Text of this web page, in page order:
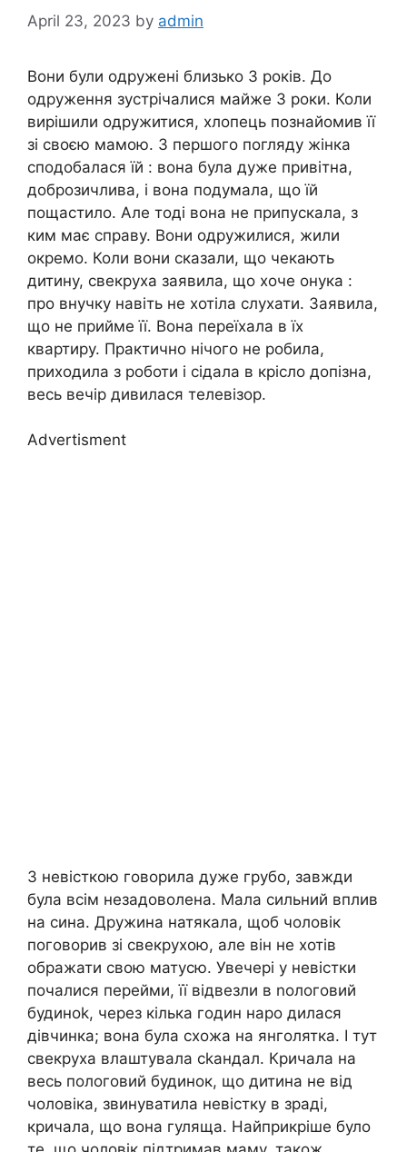
April 23, 2023 by admin
Вони були одружені близько 3 років. До
одруження зустрічалися майже 3 роки. Коли
вирішили одружитися, хлопець познайомив її
зі своєю мамою. З першого погляду жінка
сподобалася їй : вона була дуже привітна,
доброзичлива, і вона подумала, що їй
пощастило. Але тоді вона не припускала, з
ким має справу. Вони одружилися, жили
окремо. Коли вони сказали, що чекають
дитину, свекруха заявила, що хоче онука :
про внучку навіть не хотіла слухати. Заявила,
що не прийме її. Вона переїхала в їх
квартиру. Практично нічого не робила,
приходила з роботи і сідала в крісло допізна,
весь вечір дивилася телевізор.
Advertisment
З невісткою говорила дуже грубо, завжди
була всім незадоволена. Мала сильний вплив
на сина. Дружина натякала, щоб чоловік
поговорив зі свекрухою, але він не хотів
ображати свою матусю. Увечері у невістки
почалися перейми, її відвезли в nологовий
будиноk, через кілька годин наро дилася
дівчинка; вона була схожа на янголятка. І тут
свекруха влаштувала сkандал. Кричала на
весь пологовий будинок, що дитина не від
чоловіка, звинуватила невістку в зраді,
кричала, що вона гуляща. Найприкріше було